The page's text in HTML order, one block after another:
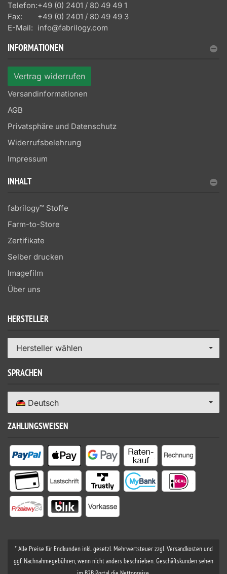
Telefon:+49 (0) 2401 / 80 49 49 1
Fax:
+49 (0) 2401 / 80 49 49 3
E-Mail: info@fabrilogy.com
INFORMATIONEN
Vertrag widerrufen
Versandinformationen
AGB
Privatsphäre und Datenschutz
Widerrufsbelehrung
Impressum
INHALT
fabrilogy™ Stoffe
Farm-to-Store
Zertifikate
Selber drucken
Imagefilm
Über uns
HERSTELLER
Hersteller wählen
SPRACHEN
Deutsch
ZAHLUNGSWEISEN
* Alle Preise für Endkunden inkl. gesetzl. Mehrwertsteuer zzgl. Versandkosten und
ggf. Nachnahmegebühren, wenn nicht anders beschrieben. Geschäftskunden sehen